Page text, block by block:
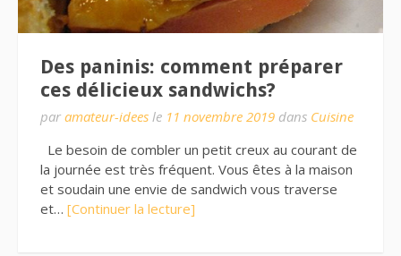
Des paninis: comment préparer
ces délicieux sandwichs?
par amateur-idees le 11 novembre 2019 dans Cuisine
Le besoin de combler un petit creux au courant de
la journée est très fréquent. Vous êtes à la maison
et soudain une envie de sandwich vous traverse
et… [Continuer la lecture]